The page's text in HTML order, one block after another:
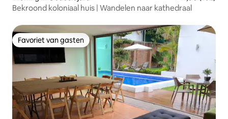
Bekroond koloniaal huis | Wandelen naar kathedraal
Favoriet van gasten
Favoriet van gasten